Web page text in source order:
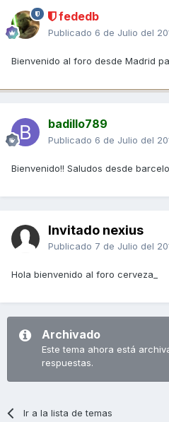
fededb
Publicado 6 de Julio del
Bienvenido al foro desde Madrid
badillo789
Publicado 6 de Julio del
Bienvenido!! Saludos desde
Invitado nexius
Publicado 7 de Julio del
Hola bienvenido al foro cerveza_
Archivado
Este tema ahora está
respuestas.
Ir a la lista de temas